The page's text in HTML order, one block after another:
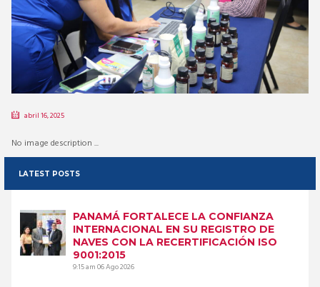
abril 16, 2025
No image description ...
LATEST POSTS
PANAMÁ FORTALECE LA CONFIANZA
INTERNACIONAL EN SU REGISTRO DE
NAVES CON LA RECERTIFICACIÓN ISO
9001:2015
9:15 am06 Ago 2026